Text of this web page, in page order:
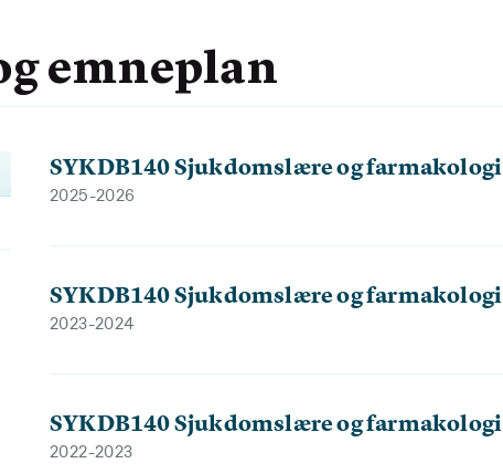
emneplan
SYKDB140 Sjukdomslære og farmakologi
2025-2026
SYKDB140 Sjukdomslære og farmakologi
2023-2024
SYKDB140 Sjukdomslære og farmakologi
2022-2023